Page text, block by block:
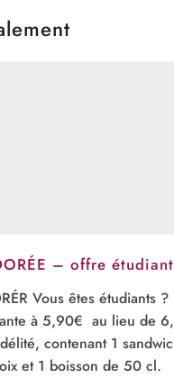
– offre
Vous êtes étudiants
à 5,90€ au lieu de
contenant 1
et 1 boisson de 50 cl.